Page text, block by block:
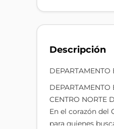
Descripción
DEPARTAMENTO
DEPARTAMENTO
CENTRO NORTE
En el corazón del
para quienes